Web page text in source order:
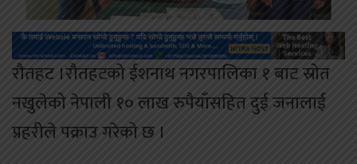
रौतहट ।रौतहटको ईशनाथ नगरपालिका १ बाट स्रोत
नखुलेको नेपाली १० लाख रुपैयाँसहित दुई जनालाई
प्रहरीले पक्राउ गरेको छ ।